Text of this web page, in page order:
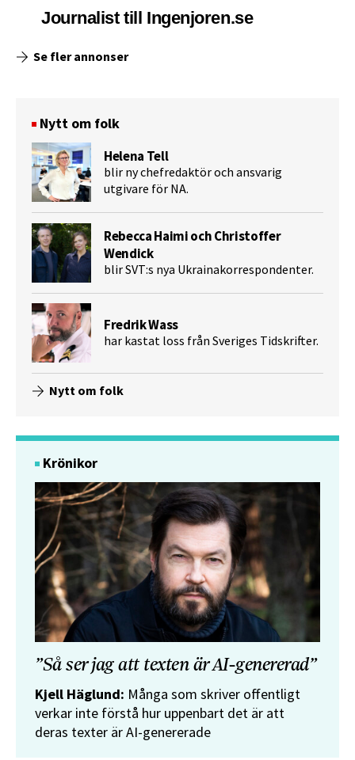
Journalist till Ingenjoren.se
Se fler annonser
Nytt om folk
Helena Tell
blir ny chefredaktör och ansvarig
utgivare för NA.
Rebecca Haimi och Christoffer
Wendick
blir SVT:s nya Ukrainakorrespondenter.
Fredrik Wass
har kastat loss från Sveriges Tidskrifter.
Nytt om folk
Krönikor
”Så ser jag att texten är AI-genererad”
Kjell Häglund: Många som skriver offentligt
verkar inte förstå hur uppenbart det är att
deras texter är AI-genererade